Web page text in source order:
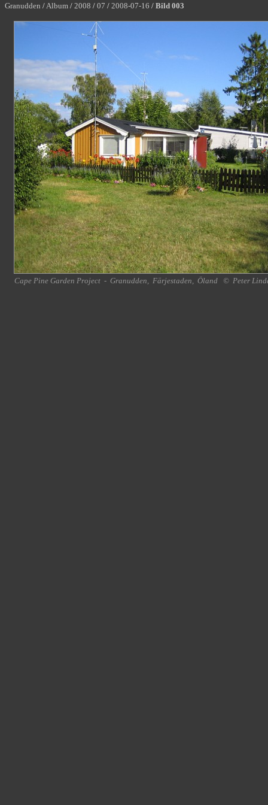
Granudden /Album / 2008 / 07 / 2008-07-16 / Bild 003
Cape Pine Garden Project - Granudden, Färjestaden, Öland © Peter